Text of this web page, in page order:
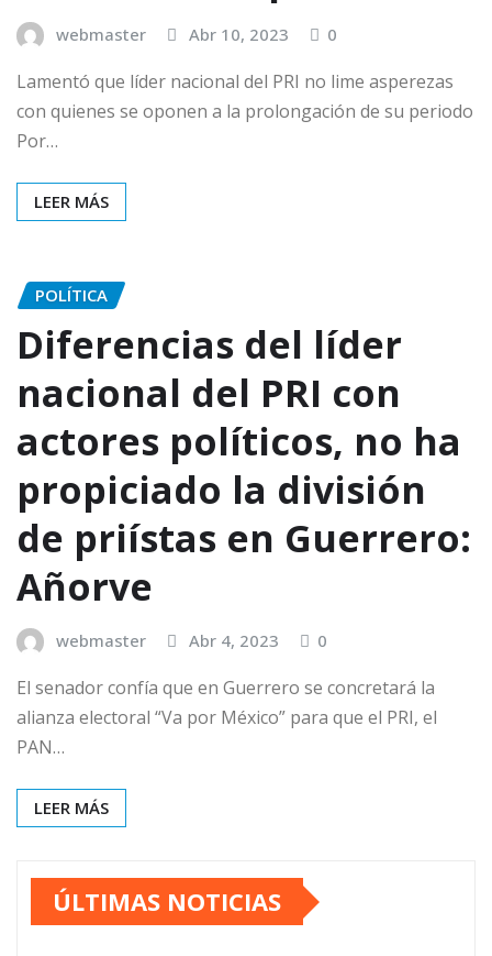
webmaster Abr 10, 2023 0
Lamentó que líder nacional del PRI no lime asperezas
con quienes se oponen a la prolongación de su periodo
Por…
LEER MÁS
POLÍTICA
Diferencias del líder
nacional del PRI con
actores políticos, no ha
propiciado la división
de priístas en Guerrero:
Añorve
webmaster Abr 4, 2023 0
El senador confía que en Guerrero se concretará la
alianza electoral “Va por México” para que el PRI, el
PAN…
LEER MÁS
ÚLTIMAS NOTICIAS